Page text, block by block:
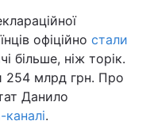
офіційно стали
більше, ніж торік.
254 млрд грн. Про
Данило
.